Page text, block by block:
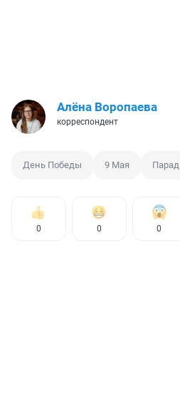
Алёна Воропаева
корреспондент
День Победы 9 Мая Парад
0 0 0